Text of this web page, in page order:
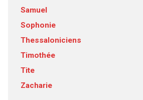
Samuel
Sophonie
Thessaloniciens
Timothée
Tite
Zacharie